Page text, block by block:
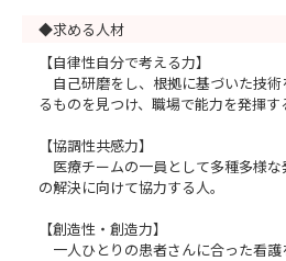
◆求める人材
【自律性自分で考える力】
自己研磨をし、根拠に基づいた技
るものを見つけ、職場で能力を発揮す
【協調性共感力】
医療チームの一員として多種多様
の解決に向けて協力する人。
【創造性・創造力】
一人ひとりの患者さんに合った看護